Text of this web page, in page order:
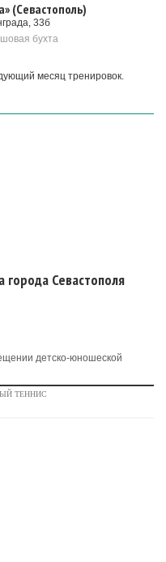
(Севастополь)
33б
бухта
месяц тренировок.
города Севастополя
детско-юношеской
ТЕННИС